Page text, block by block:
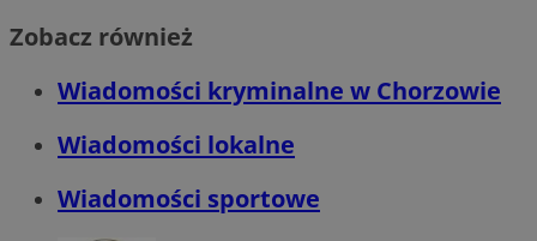
Zobacz również
Wiadomości kryminalne w Chorzowie
Wiadomości lokalne
Wiadomości sportowe